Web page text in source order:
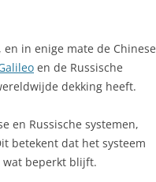
en in enige mate de Chinese
en de Russische
dekking heeft.
en Russische systemen,
betekent dat het systeem
wat beperkt blijft.